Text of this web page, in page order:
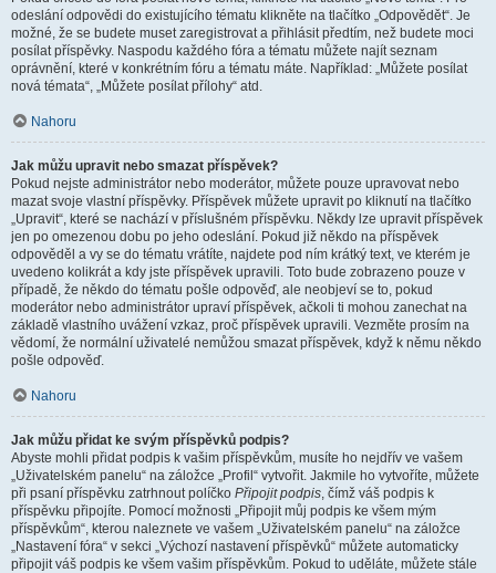
odeslání odpovědi do existujícího tématu klikněte na tlačítko „Odpovědět“. Je
možné, že se budete muset zaregistrovat a přihlásit předtím, než budete moci
posílat příspěvky. Naspodu každého fóra a tématu můžete najít seznam
oprávnění, které v konkrétním fóru a tématu máte. Například: „Můžete posílat
nová témata“, „Můžete posílat přílohy“ atd.
Nahoru
Jak můžu upravit nebo smazat příspěvek?
Pokud nejste administrátor nebo moderátor, můžete pouze upravovat nebo
mazat svoje vlastní příspěvky. Příspěvek můžete upravit po kliknutí na tlačítko
„Upravit“, které se nachází v příslušném příspěvku. Někdy lze upravit příspěvek
jen po omezenou dobu po jeho odeslání. Pokud již někdo na příspěvek
odpověděl a vy se do tématu vrátíte, najdete pod ním krátký text, ve kterém je
uvedeno kolikrát a kdy jste příspěvek upravili. Toto bude zobrazeno pouze v
případě, že někdo do tématu pošle odpověď, ale neobjeví se to, pokud
moderátor nebo administrátor upraví příspěvek, ačkoli ti mohou zanechat na
základě vlastního uvážení vzkaz, proč příspěvek upravili. Vezměte prosím na
vědomí, že normální uživatelé nemůžou smazat příspěvek, když k němu někdo
pošle odpověď.
Nahoru
Jak můžu přidat ke svým příspěvků podpis?
Abyste mohli přidat podpis k vašim příspěvkům, musíte ho nejdřív ve vašem
„Uživatelském panelu“ na záložce „Profil“ vytvořit. Jakmile ho vytvoříte, můžete
při psaní příspěvku zatrhnout políčko Připojit podpis, čímž váš podpis k
příspěvku připojíte. Pomocí možnosti „Připojit můj podpis ke všem mým
příspěvkům“, kterou naleznete ve vašem „Uživatelském panelu“ na záložce
„Nastavení fóra“ v sekci „Výchozí nastavení příspěvků“ můžete automaticky
připojit váš podpis ke všem vašim příspěvkům. Pokud to uděláte, můžete stále